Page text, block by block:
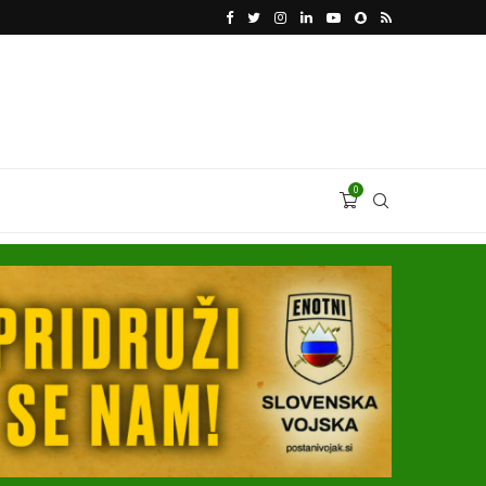
VODJA UKROBORONPROMA HERMAN SMETANIN
0